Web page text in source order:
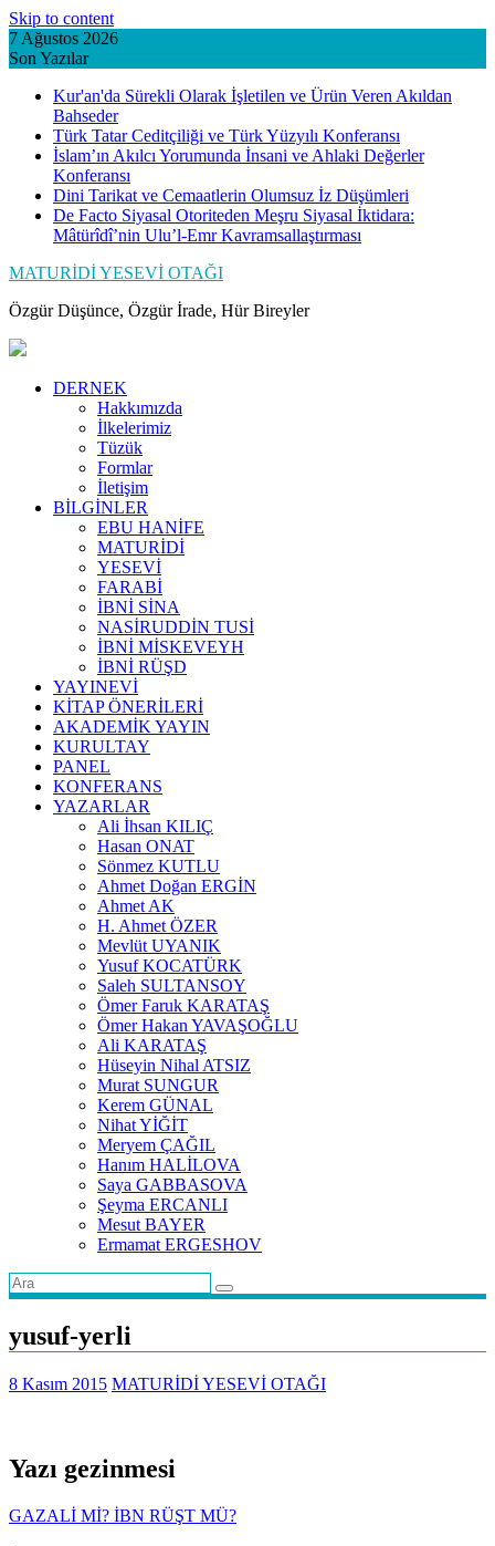
Skip to content
7 Ağustos 2026
Son Yazılar
Kur'an'da Sürekli Olarak İşletilen ve Ürün Veren Akıldan
Bahseder
Türk Tatar Ceditçiliği ve Türk Yüzyılı Konferansı
İslam’ın Akılcı Yorumunda İnsani ve Ahlaki Değerler
Konferansı
Dini Tarikat ve Cemaatlerin Olumsuz İz Düşümleri
De Facto Siyasal Otoriteden Meşru Siyasal İktidara:
Mâtürîdî’nin Ulu’l-Emr Kavramsallaştırması
MATURİDİ YESEVİ OTAĞI
Özgür Düşünce, Özgür İrade, Hür Bireyler
DERNEK
Hakkımızda
İlkelerimiz
Tüzük
Formlar
İletişim
BİLGİNLER
EBU HANİFE
MATURİDİ
YESEVİ
FARABİ
İBNİ SİNA
NASİRUDDİN TUSİ
İBNİ MİSKEVEYH
İBNİ RÜŞD
YAYINEVİ
KİTAP ÖNERİLERİ
AKADEMİK YAYIN
KURULTAY
PANEL
KONFERANS
YAZARLAR
Ali İhsan KILIÇ
Hasan ONAT
Sönmez KUTLU
Ahmet Doğan ERGİN
Ahmet AK
H. Ahmet ÖZER
Mevlüt UYANIK
Yusuf KOCATÜRK
Saleh SULTANSOY
Ömer Faruk KARATAŞ
Ömer Hakan YAVAŞOĞLU
Ali KARATAŞ
Hüseyin Nihal ATSIZ
Murat SUNGUR
Kerem GÜNAL
Nihat YİĞİT
Meryem ÇAĞIL
Hanım HALİLOVA
Saya GABBASOVA
Şeyma ERCANLI
Mesut BAYER
Ermamat ERGESHOV
yusuf-yerli
8 Kasım 2015 MATURİDİ YESEVİ OTAĞI
Yazı gezinmesi
GAZALİ Mİ? İBN RÜŞT MÜ?